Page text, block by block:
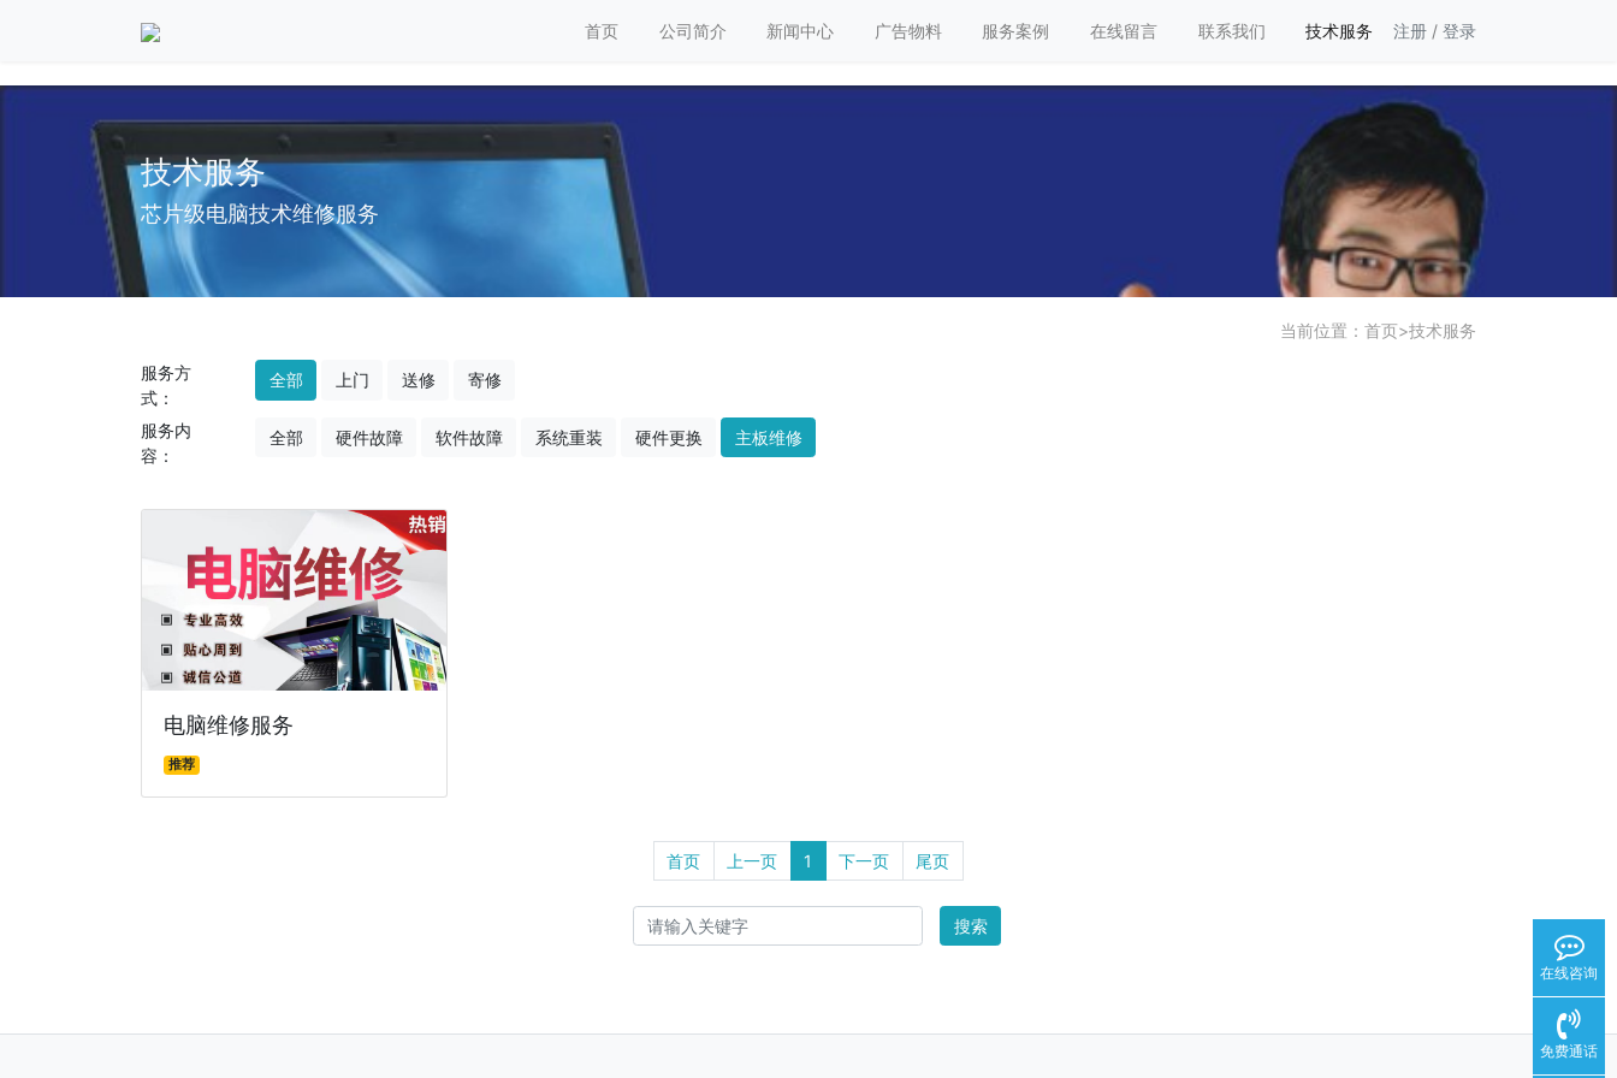
首页 公司简介 新闻中心 广告物料 服务案例 在线留言 联系我们 技术服务 注册 / 登录
技术服务
芯片级电脑技术维修服务
当前位置： 首页>技术服务
服务方
式：
全部 上门 送修 寄修
服务内
容：
全部 硬件故障 软件故障 系统重装 硬件更换 主板维修
电脑维修服务
推荐
首页 上一页 1 下一页 尾页
搜索
在线咨询
免费通话